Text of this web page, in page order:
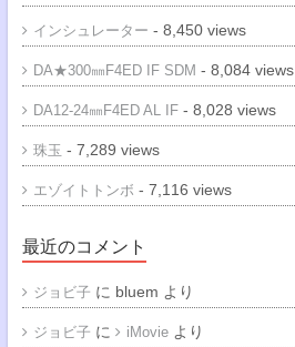
インシュレーター - 8,450 views
DA★300㎜F4ED IF SDM - 8,084 views
DA12-24㎜F4ED AL IF- 8,028 views
珠玉 - 7,289 views
エゾイトトンボ - 7,116 views
最近のコメント
ジョビ子 に bluem より
ジョビ子 に iMovieより